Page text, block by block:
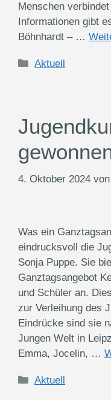
Menschen
Informationen gibt
Böhnhardt – …
Kategorien
Aktuell
4. Oktober 2024 von
Was ein
eindrucksvoll die
Sonja Puppe. Sie
Ganztagsangebot
und Schüler an.
zur Verleihung des
Eindrücke sind sie
Jungen Welt in
Emma, Jocelin, …
Kategorien
Aktuell